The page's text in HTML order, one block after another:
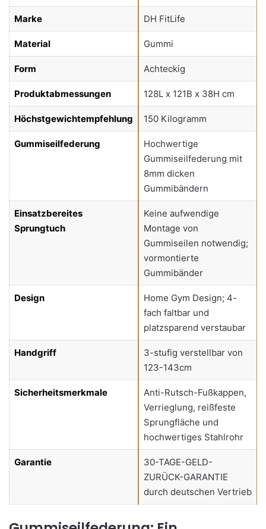
Marke DH FitLife
Material Gummi
Form Achteckig
Produktabmessungen 128L x 121B x 38H cm
Höchstgewichtempfehlung 150 Kilogramm
Gummiseilfederung
Hochwertige
Gummiseilfederung mit
8mm dicken
Gummibändern
Einsatzbereites
Sprungtuch
Keine aufwendige
Montage von
Gummiseilen notwendig;
vormontierte
Gummibänder
Design
Home Gym Design; 4-
fach faltbar und
platzsparend verstaubar
Handgriff
3-stufig verstellbar von
123-143cm
Sicherheitsmerkmale
Anti-Rutsch-Fußkappen,
Verrieglung, reißfeste
Sprungfläche und
hochwertiges Stahlrohr
Garantie
30-TAGE-GELD-
ZURÜCK-GARANTIE
durch deutschen Vertrieb